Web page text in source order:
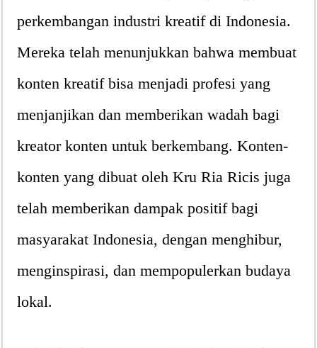
perkembangan industri kreatif di Indonesia.
Mereka telah menunjukkan bahwa membuat
konten kreatif bisa menjadi profesi yang
menjanjikan dan memberikan wadah bagi
kreator konten untuk berkembang. Konten-
konten yang dibuat oleh Kru Ria Ricis juga
telah memberikan dampak positif bagi
masyarakat Indonesia, dengan menghibur,
menginspirasi, dan mempopulerkan budaya
lokal.